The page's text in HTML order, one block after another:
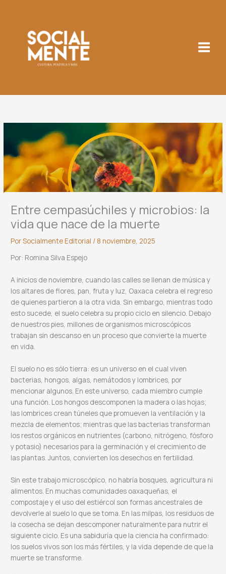
Entre cempasúchiles y microbios: la
vida que nace de la muerte
PorSocialmente Editorial / 8 noviembre, 2025
Por: Romina Silva Espejo
A inicios de noviembre, cuando las calles se llenan de música y
los altares de flores, pan, fruta y luz, Oaxaca celebra el regreso
de quienes partieron a la otra vida. Sin embargo, mientras todo
esto sucede, el suelo celebra su propio ciclo en silencio. Debajo
de nuestros pies, millones de organismos microscópicos
trabajan sin descanso en un proceso que convierte la muerte
en vida.
El suelo no es sólo tierra: es un universo en el cual viven
bacterias, hongos, algas, nemátodos y lombrices, por
mencionar algunos. En este universo, cada miembro cumple
una función. Los hongos descomponen la madera o las hojas;
las lombrices crean túneles que promueven la ventilación y la
mezcla de elementos; mientras que las bacterias transforman
los restos orgánicos en nutrientes (carbono, nitrógeno, fósforo
y potasio) necesarios para la germinación y el crecimiento de
las plantas. Juntos, convierten los desechos en fertilidad.
Sin este trabajo microscópico, no habría bosques, agricultura ni
alimentos. En muchas comunidades oaxaqueñas, el
compostaje y el uso del estiércol son formas ancestrales de
devolverle al suelo lo que se toma. En las milpas, los residuos de
la cosecha se dejan descomponer naturalmente para nutrir el
siguiente ciclo. Es una sabiduría que la ciencia ha confirmado:
los suelos vivos son los más fértiles, y la vida depende de que la
muerte se transforme.